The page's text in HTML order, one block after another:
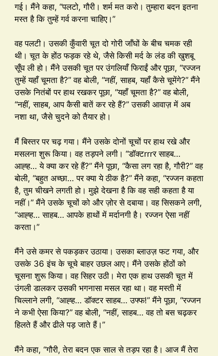
गई। मैंने कहा, “पलटो, गौरी। शर्म मत करो। तुम्हारा बदन इतना
मस्त है कि तुम्हें गर्व करना चाहिए।”
वह पलटी। उसकी कुँवारी चूत दो गोरी जाँघों के बीच चमक रही
थी। चूत के होंठ फड़क रहे थे, जैसे किसी मर्द के लंड की खुशबू
सूँघ ली हो। मैंने उसकी चूत पर उंगलियाँ फिराईं और पूछा, “रज्जन
तुम्हें यहाँ चूमता है?” वह बोली, “नहीं, साहब, यहाँ कैसे चूमेंगे?” मैंने
उसके नितंबों पर हाथ रखकर पूछा, “यहाँ चूमता है?” वह बोली,
“नहीं, साहब, आप कैसी बातें कर रहे हैं?” उसकी आवाज़ में अब
नशा था, जैसे चुदने को तैयार हो।
मैं बिस्तर पर चढ़ गया। मैंने उसके दोनों चूचों पर हाथ रखे और
मसलना शुरू किया। वह तड़पने लगी। “डॉक्टrrrर साहब…
आह्ह… ये क्या कर रहे हैं?” मैंने पूछा, “कैसा लग रहा है, गौरी?” वह
बोली, “बहुत अच्छा… पर क्या ये ठीक है?” मैंने कहा, “रज्जन कहता
है, तुम चीखने लगती हो। मुझे देखना है कि वह सही कहता है या
नहीं।” मैंने उसके चूचों को और ज़ोर से दबाया। वह सिसकने लगी,
“आह्ह… साहब… आपके हाथों में मर्दानगी है। रज्जन ऐसा नहीं
करता।”
मैंने उसे कमर से पकड़कर उठाया। उसका ब्लाउज़ फट गया, और
उसके 36 इंच के चूचे बाहर उछल आए। मैंने उसके होंठों को
चूसना शुरू किया। वह सिहर उठी। मेरा एक हाथ उसकी चूत में
उंगली डालकर उसकी भगनासा मसल रहा था। वह मस्ती में
चिल्लाने लगी, “आह्ह… डॉक्टर साहब… उफ्फ!” मैंने पूछा, “रज्जन
ने कभी ऐसा किया?” वह बोली, “नहीं, साहब… वह तो बस चढ़कर
हिलते हैं और ढीले पड़ जाते हैं।”
मैंने कहा, “गौरी, तेरा बदन एक साल से तड़प रहा है। आज मैं तेरा